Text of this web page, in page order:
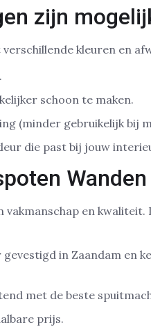
zijn
kleuren en
schoon te maken.
(minder gebruikelijk bij
die past bij jouw
vakmanschap en
in Zaandam en
met de beste
prijs.